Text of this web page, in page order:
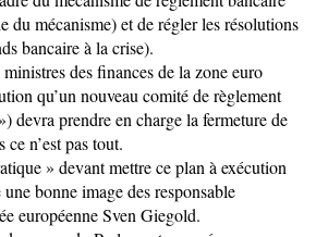
du mécanisme) et de régler les résolutions
bancaire à la crise).
des finances de la zone euro
qu’un nouveau comité de règlement
devra prendre en charge la fermeture de
n’est pas tout.
» devant mettre ce plan à exécution
bonne image des responsable
européenne Sven Giegold.